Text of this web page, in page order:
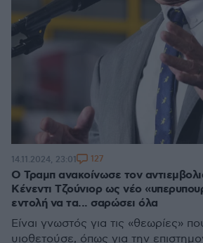
Ο Τραμπ ανακοίνωσε τον
Κένεντι Τζούνιορ ως νέο
εντολή να τα... σαρώσει όλα
Είναι γνωστός για τις «θεωρίες»
υιοθετούσε, όπως για την
14.11.2024, 23:01 127